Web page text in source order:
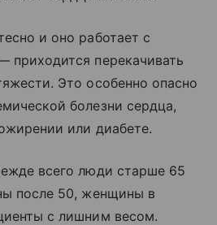
и оно работает с
приходится перекачивать
Это особенно опасно
болезни сердца,
или диабете.
всего люди старше 65
после 50, женщины в
с лишним весом.